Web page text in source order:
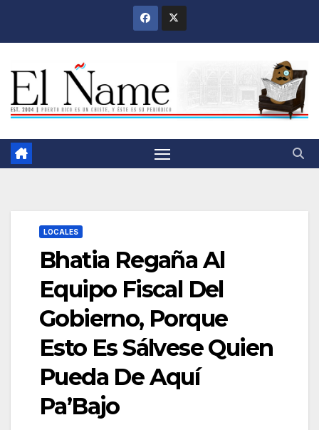
LOCALES
Bhatia Regaña Al
Equipo Fiscal Del
Gobierno, Porque
Esto Es Sálvese Quien
Pueda De Aquí
Pa’Bajo